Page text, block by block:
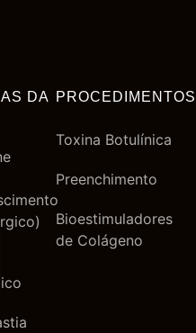
DA PROCEDIMENTOS
Toxina Botulínica
Preenchimento
Bioestimuladores
de Colágeno